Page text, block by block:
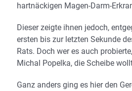
hartnäckigen Magen-Darm-
Dieser zeigte ihnen jedoch,
ersten bis zur letzten Sekunde
Rats. Doch wer es auch
Michal Popelka, die Scheibe
Ganz anders ging es hier den